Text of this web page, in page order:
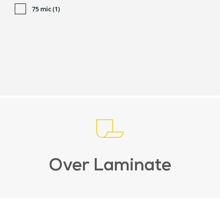
75 mic (1)
Over Laminate